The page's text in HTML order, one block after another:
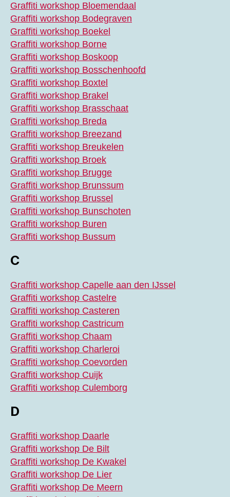
Graffiti workshop Bloemendaal
Graffiti workshop Bodegraven
Graffiti workshop Boekel
Graffiti workshop Borne
Graffiti workshop Boskoop
Graffiti workshop Bosschenhoofd
Graffiti workshop Boxtel
Graffiti workshop Brakel
Graffiti workshop Brasschaat
Graffiti workshop Breda
Graffiti workshop Breezand
Graffiti workshop Breukelen
Graffiti workshop Broek
Graffiti workshop Brugge
Graffiti workshop Brunssum
Graffiti workshop Brussel
Graffiti workshop Bunschoten
Graffiti workshop Buren
Graffiti workshop Bussum
C
Graffiti workshop Capelle aan den IJssel
Graffiti workshop Castelre
Graffiti workshop Casteren
Graffiti workshop Castricum
Graffiti workshop Chaam
Graffiti workshop Charleroi
Graffiti workshop Coevorden
Graffiti workshop Cuijk
Graffiti workshop Culemborg
D
Graffiti workshop Daarle
Graffiti workshop De Bilt
Graffiti workshop De Kwakel
Graffiti workshop De Lier
Graffiti workshop De Meern